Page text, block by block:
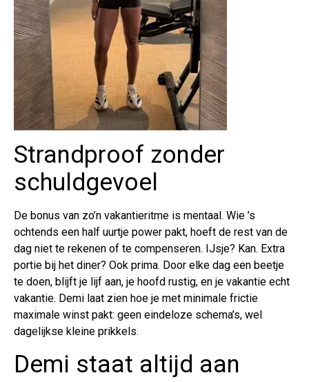
Strandproof zonder
schuldgevoel
De bonus van zo’n vakantieritme is mentaal. Wie ’s
ochtends een half uurtje power pakt, hoeft de rest van de
dag niet te rekenen of te compenseren. IJsje? Kan. Extra
portie bij het diner? Ook prima. Door elke dag een beetje
te doen, blijft je lijf aan, je hoofd rustig, en je vakantie echt
vakantie. Demi laat zien hoe je met minimale frictie
maximale winst pakt: geen eindeloze schema’s, wel
dagelijkse kleine prikkels.
Demi staat altijd aan